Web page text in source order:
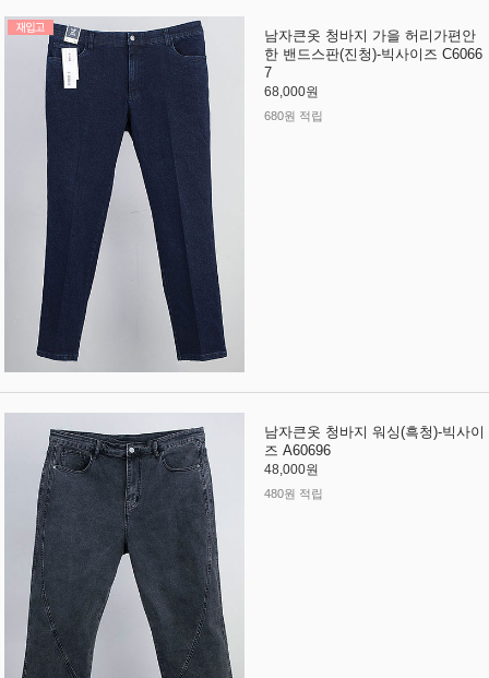
남자큰옷 청바지 가을 허리가편안
한 밴드스판(진청)-빅사이즈 C6066
7
68,000원
680원 적립
남자큰옷 청바지 워싱(흑청)-빅사이
즈 A60696
48,000원
480원 적립